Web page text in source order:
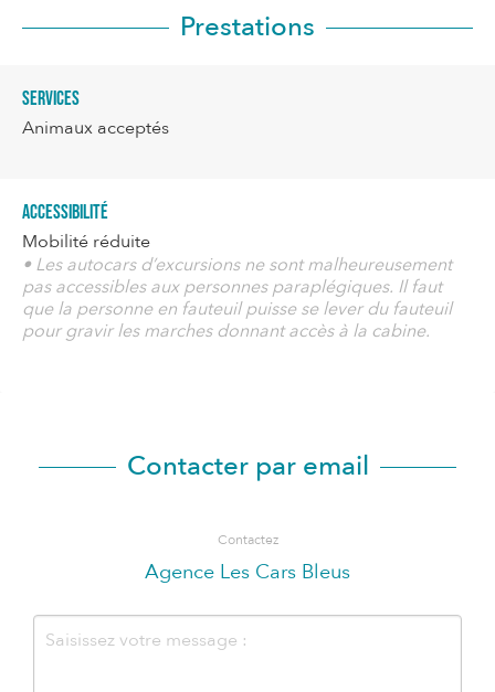
Prestations
Services
Animaux acceptés
Accessibilité
Mobilité réduite
• Les autocars d’excursions ne sont malheureusement
pas accessibles aux personnes paraplégiques. Il faut
que la personne en fauteuil puisse se lever du fauteuil
pour gravir les marches donnant accès à la cabine.
Contacter par email
Contactez
Agence Les Cars Bleus